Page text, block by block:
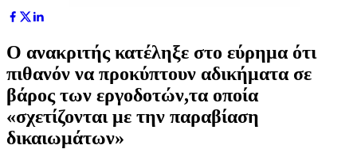
Ο ανακριτής κατέληξε στο εύρημα ότι
πιθανόν να προκύπτουν αδικήματα σε
βάρος των εργοδοτών,τα οποία
«σχετίζονται με την παραβίαση
δικαιωμάτων»